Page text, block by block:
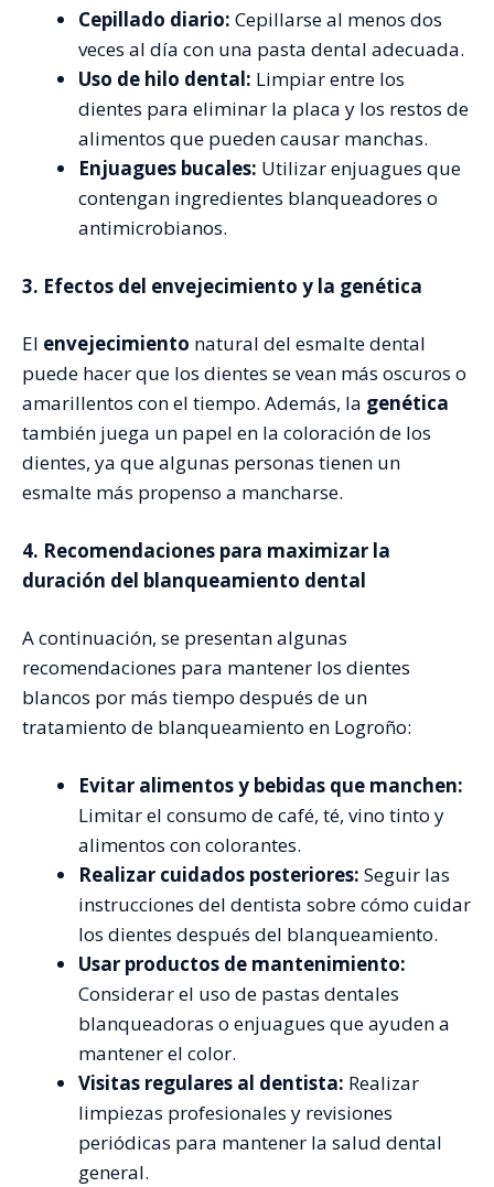
Cepillado diario: Cepillarse al menos dos
veces al día con una pasta dental adecuada.
Uso de hilo dental: Limpiar entre los
dientes para eliminar la placa y los restos de
alimentos que pueden causar manchas.
Enjuagues bucales: Utilizar enjuagues que
contengan ingredientes blanqueadores o
antimicrobianos.
3. Efectos del envejecimiento y la genética
El envejecimiento natural del esmalte dental
puede hacer que los dientes se vean más oscuros o
amarillentos con el tiempo. Además, la genética
también juega un papel en la coloración de los
dientes, ya que algunas personas tienen un
esmalte más propenso a mancharse.
4. Recomendaciones para maximizar la
duración del blanqueamiento dental
A continuación, se presentan algunas
recomendaciones para mantener los dientes
blancos por más tiempo después de un
tratamiento de blanqueamiento en Logroño:
Evitar alimentos y bebidas que manchen:
Limitar el consumo de café, té, vino tinto y
alimentos con colorantes.
Realizar cuidados posteriores: Seguir las
instrucciones del dentista sobre cómo cuidar
los dientes después del blanqueamiento.
Usar productos de mantenimiento:
Considerar el uso de pastas dentales
blanqueadoras o enjuagues que ayuden a
mantener el color.
Visitas regulares al dentista: Realizar
limpiezas profesionales y revisiones
periódicas para mantener la salud dental
general.